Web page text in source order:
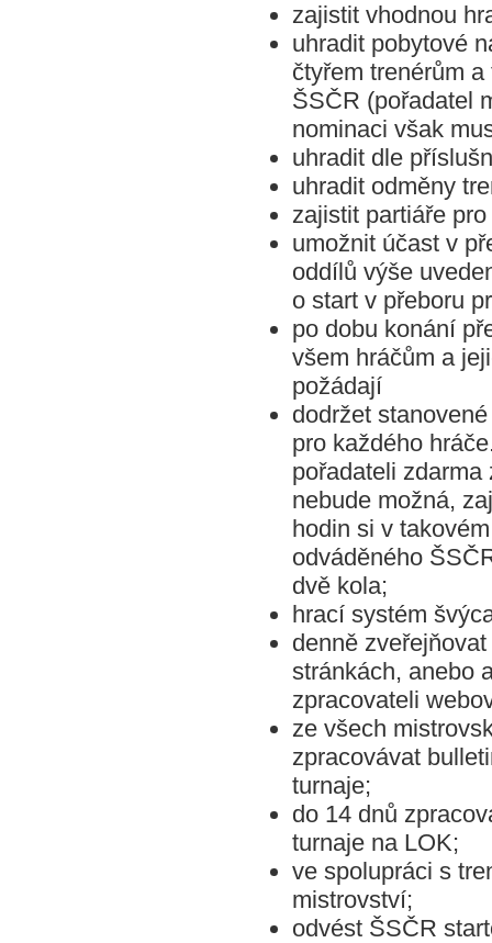
zajistit vhodnou
uhradit pobytové
čtyřem trenérům
ŠSČR (pořadatel
nominaci však
uhradit dle
uhradit odměny
zajistit partiáře
umožnit účast v
oddílů výše
o start v přeboru
po dobu konání
všem hráčům a
požádají
dodržet
pro každého
pořadateli
nebude možná,
hodin si v
odváděného
dvě kola;
hrací systém
denně
stránkách, anebo
zpracovateli
ze všech
zpracovávat
turnaje;
do 14 dnů
turnaje na LOK;
ve spolupráci s
mistrovství;
odvést ŠSČR